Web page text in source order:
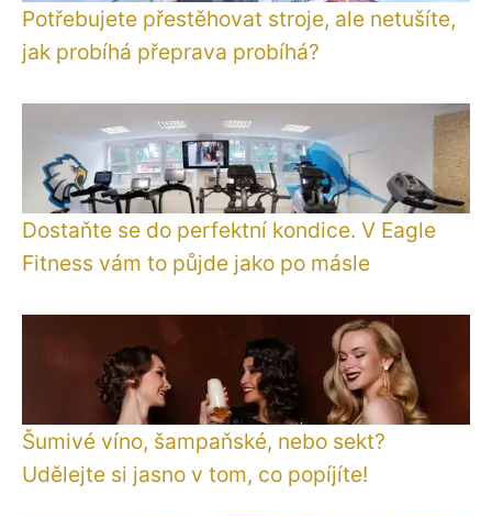
Potřebujete přestěhovat stroje, ale netušíte,
jak probíhá přeprava probíhá?
Dostaňte se do perfektní kondice. V Eagle
Fitness vám to půjde jako po másle
Šumivé víno, šampaňské, nebo sekt?
Udělejte si jasno v tom, co popíjíte!